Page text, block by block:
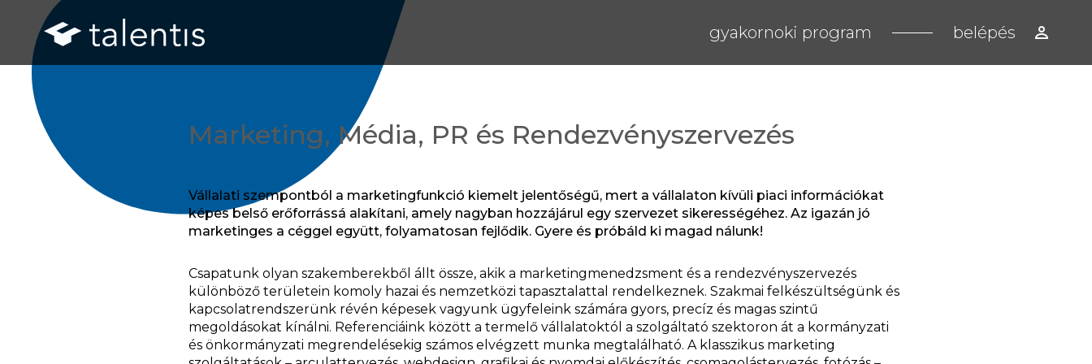
Talentis Group Zrt.
Gyakornoki Programok
belépés
gyakornoki program
Marketing, Média, PR és Rendezvényszervezés
Vállalati szempontból a marketingfunkció kiemelt jelentőségű, mert a vállalaton kívüli piaci információkat
képes belső erőforrássá alakítani, amely nagyban hozzájárul egy szervezet sikerességéhez. Az igazán jó
marketinges a céggel együtt, folyamatosan fejlődik. Gyere és próbáld ki magad nálunk!
Csapatunk olyan szakemberekből állt össze, akik a marketingmenedzsment és a rendezvényszervezés
különböző területein komoly hazai és nemzetközi tapasztalattal rendelkeznek. Szakmai felkészültségünk és
kapcsolatrendszerünk révén képesek vagyunk ügyfeleink számára gyors, precíz és magas szintű
megoldásokat kínálni. Referenciáink között a termelő vállalatoktól a szolgáltató szektoron át a kormányzati
és önkormányzati megrendelésekig számos elvégzett munka megtalálható. A klasszikus marketing